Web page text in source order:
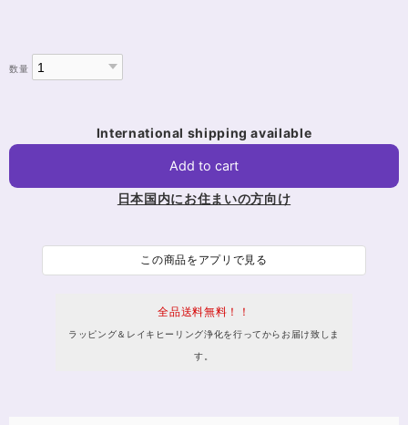
数量
International shipping available
Add to cart
日本国内にお住まいの方向け
この商品をアプリで見る
全品送料無料！！
ラッピング＆レイキヒーリング浄化を行ってからお届け致しま
す。